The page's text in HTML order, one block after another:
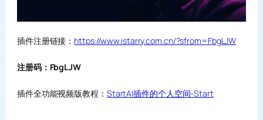
插件注册链接： https://www.istarry.com.cn/?sfrom=FbgLJW
注册码：FbgLJW
插件全功能视频版教程： StartAI插件的个人空间-Start